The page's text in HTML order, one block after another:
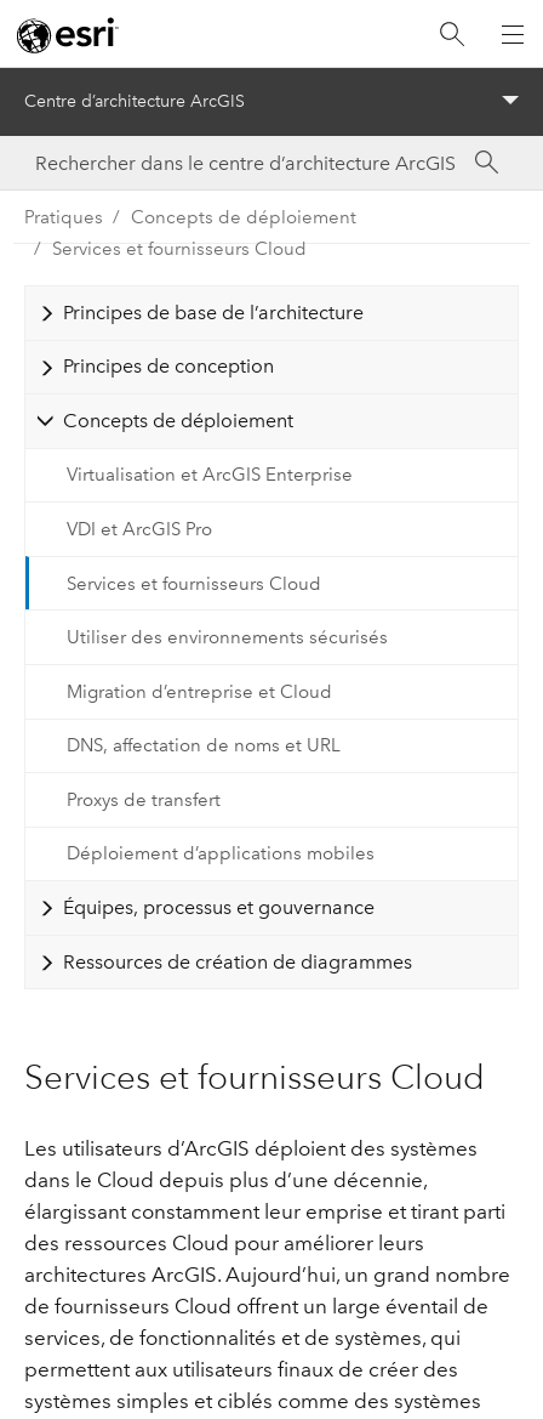
Centre d’architecture ArcGIS
Pratiques
Concepts de déploiement
Services et fournisseurs Cloud
Principes de base de l’architecture
Principes de conception
Concepts de déploiement
Virtualisation et ArcGIS Enterprise
VDI et ArcGIS Pro
Services et fournisseurs Cloud
Utiliser des environnements sécurisés
Migration d’entreprise et Cloud
DNS, affectation de noms et URL
Proxys de transfert
Déploiement d’applications mobiles
Équipes, processus et gouvernance
Ressources de création de diagrammes
Services et fournisseurs Cloud
Les utilisateurs d’ArcGIS déploient des systèmes
dans le Cloud depuis plus d’une décennie,
élargissant constamment leur emprise et tirant parti
des ressources Cloud pour améliorer leurs
architectures ArcGIS. Aujourd’hui, un grand nombre
de fournisseurs Cloud offrent un large éventail de
services, de fonctionnalités et de systèmes, qui
permettent aux utilisateurs finaux de créer des
systèmes simples et ciblés comme des systèmes